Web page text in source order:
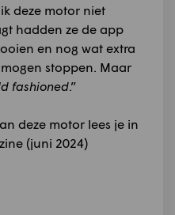
deze motor niet
hadden ze de app
en nog wat extra
stoppen. Maar
fashioned.”
deze motor lees je in
(juni 2024)